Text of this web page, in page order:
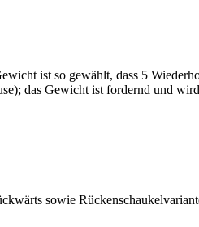
ist so gewählt, dass 5
das Gewicht ist fordernd und
sowie